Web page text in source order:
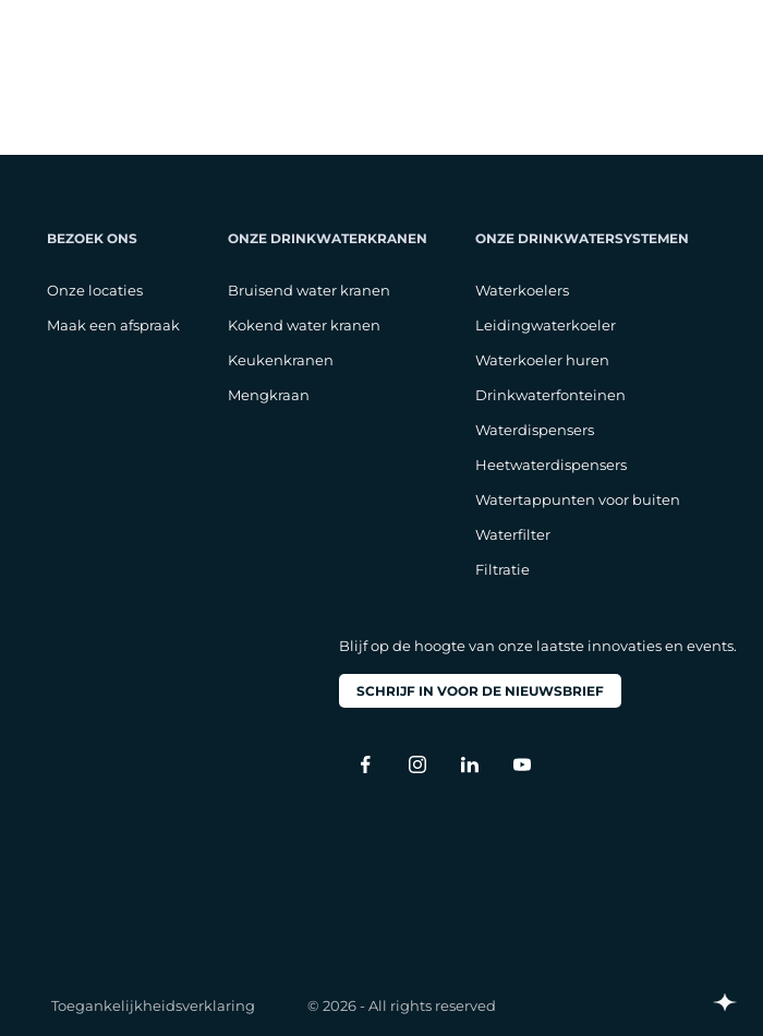
BEZOEK ONS
Onze locaties
Maak een afspraak
ONZE DRINKWATERKRANEN
Bruisend water kranen
Kokend water kranen
Keukenkranen
Mengkraan
ONZE DRINKWATERSYSTEMEN
Waterkoelers
Leidingwaterkoeler
Waterkoeler huren
Drinkwaterfonteinen
Waterdispensers
Heetwaterdispensers
Watertappunten voor buiten
Waterfilter
Filtratie
Blijf op de hoogte van onze laatste innovaties en events.
SCHRIJF IN VOOR DE NIEUWSBRIEF
Toegankelijkheidsverklaring © 2026 - All rights reserved